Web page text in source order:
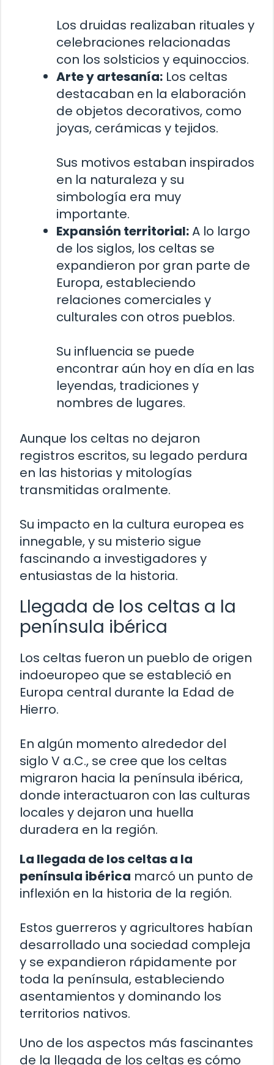
Los druidas realizaban rituales y
celebraciones relacionadas
con los solsticios y equinoccios.
Arte y artesanía: Los celtas
destacaban en la elaboración
de objetos decorativos, como
joyas, cerámicas y tejidos.
Sus motivos estaban inspirados
en la naturaleza y su
simbología era muy
importante.
Expansión territorial:A lo largo
de los siglos, los celtas se
expandieron por gran parte de
Europa, estableciendo
relaciones comerciales y
culturales con otros pueblos.
Su influencia se puede
encontrar aún hoy en día en las
leyendas, tradiciones y
nombres de lugares.
Aunque los celtas no dejaron
registros escritos, su legado perdura
en las historias y mitologías
transmitidas oralmente.
Su impacto en la cultura europea es
innegable, y su misterio sigue
fascinando a investigadores y
entusiastas de la historia.
Llegada de los celtas a la
península ibérica
Los celtas fueron un pueblo de origen
indoeuropeo que se estableció en
Europa central durante la Edad de
Hierro.
En algún momento alrededor del
siglo V a.C., se cree que los celtas
migraron hacia la península ibérica,
donde interactuaron con las culturas
locales y dejaron una huella
duradera en la región.
La llegada de los celtas a la
península ibérica marcó un punto de
inflexión en la historia de la región.
Estos guerreros y agricultores habían
desarrollado una sociedad compleja
y se expandieron rápidamente por
toda la península, estableciendo
asentamientos y dominando los
territorios nativos.
Uno de los aspectos más fascinantes
de la llegada de los celtas es cómo